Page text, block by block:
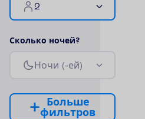
2
Сколько ночей?
Ночи (-ей)
Больше
фильтров